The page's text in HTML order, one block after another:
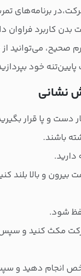
برنامه‌های
بدن کاربرد فراوان
صحیح، می‌توانید
خود
نشانی
دست و پا قرار
باشند.
و بالا بلند
مکث کنید و سپس
انجام دهید و